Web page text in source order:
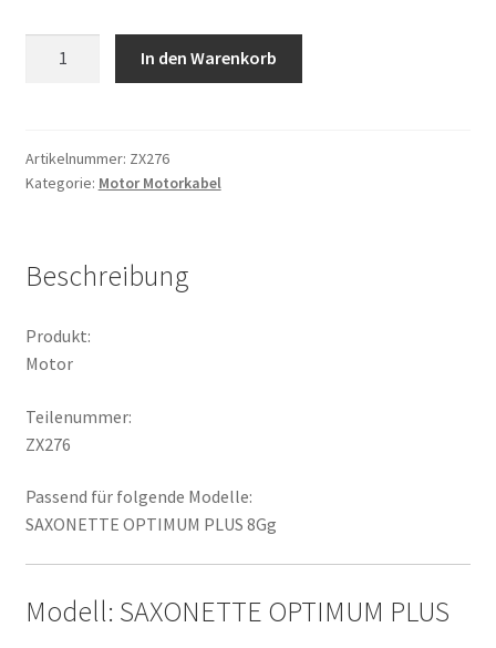
In den Warenkorb
Artikelnummer: ZX276
Kategorie: Motor Motorkabel
Beschreibung
Produkt:
Motor
Teilenummer:
ZX276
Passend für folgende Modelle:
SAXONETTE OPTIMUM PLUS 8Gg
Modell: SAXONETTE OPTIMUM PLUS